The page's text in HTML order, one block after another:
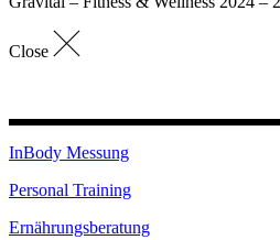
Close
InBody Messung
Personal Training
Ernährungsberatung